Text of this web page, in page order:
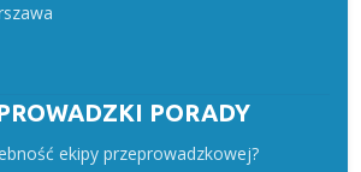
PORADY
ekipy przeprowadzkowej?